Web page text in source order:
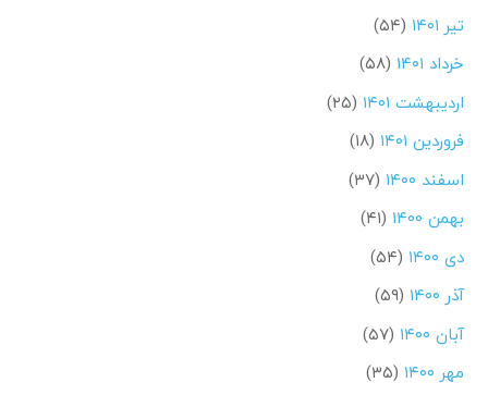
تیر ۱۴۰۱
(۵۴)
خرداد ۱۴۰۱
(۵۸)
اردیبهشت ۱۴۰۱
(۲۵)
فروردین ۱۴۰۱
(۱۸)
اسفند ۱۴۰۰
(۳۷)
بهمن ۱۴۰۰
(۴۱)
دی ۱۴۰۰
(۵۴)
آذر ۱۴۰۰
(۵۹)
آبان ۱۴۰۰
(۵۷)
مهر ۱۴۰۰
(۳۵)